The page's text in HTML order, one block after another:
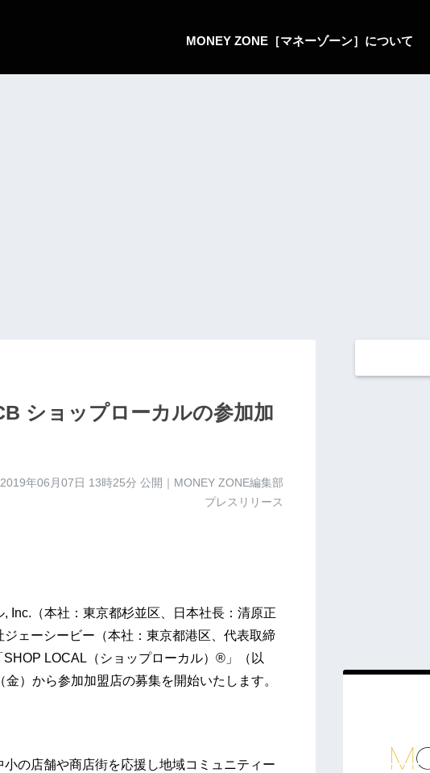
MONEY ZONE［マネーゾーン］について
ショップローカルの参加加
2019年06月07日 13時25分 公開｜MONEY ZONE編集部
プレスリリース
（本社：東京都杉並区、日本社長：清原正
ェーシービー（本社：東京都港区、代表取締
LOCAL（ショップローカル）®」（以
）から参加加盟店の募集を開始いたします。
の店舗や商店街を応援し地域コミュニティー